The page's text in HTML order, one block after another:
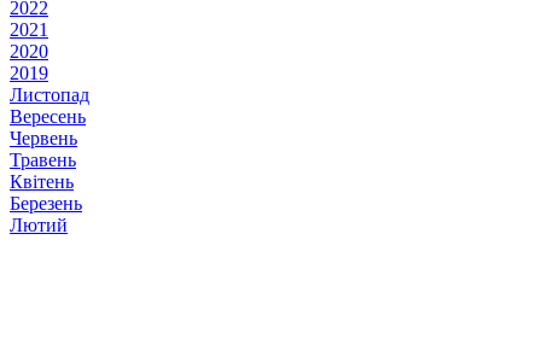
2022
2021
2020
2019
Листопад
Вересень
Червень
Травень
Квітень
Березень
Лютий